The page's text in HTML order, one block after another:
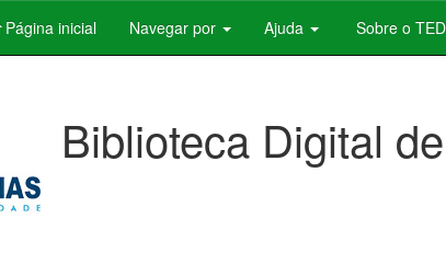
Página inicial Navegar por Ajuda Sobre o
Biblioteca Digital